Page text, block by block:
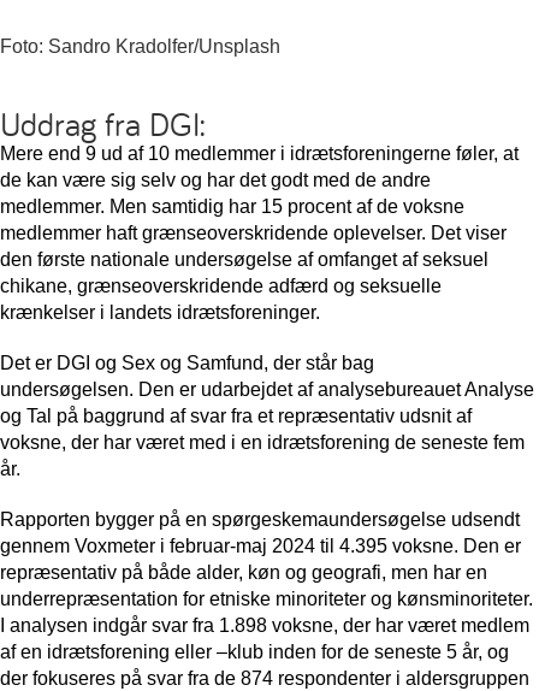
Foto: Sandro Kradolfer/Unsplash
Uddrag fra DGI:
Mere end 9 ud af 10 medlemmer i idrætsforeningerne føler, at
de kan være sig selv og har det godt med de andre
medlemmer. Men samtidig har 15 procent af de voksne
medlemmer haft grænseoverskridende oplevelser. Det viser
den første nationale undersøgelse af omfanget af seksuel
chikane, grænseoverskridende adfærd og seksuelle
krænkelser i landets idrætsforeninger.
Det er DGI og Sex og Samfund, der står bag
undersøgelsen. Den er udarbejdet af analysebureauet Analyse
og Tal på baggrund af svar fra et repræsentativ udsnit af
voksne, der har været med i en idrætsforening de seneste fem
år.
Rapporten bygger på en spørgeskemaundersøgelse udsendt
gennem Voxmeter i februar-maj 2024 til 4.395 voksne. Den er
repræsentativ på både alder, køn og geografi, men har en
underrepræsentation for etniske minoriteter og kønsminoriteter.
I analysen indgår svar fra 1.898 voksne, der har været medlem
af en idrætsforening eller –klub inden for de seneste 5 år, og
der fokuseres på svar fra de 874 respondenter i aldersgruppen